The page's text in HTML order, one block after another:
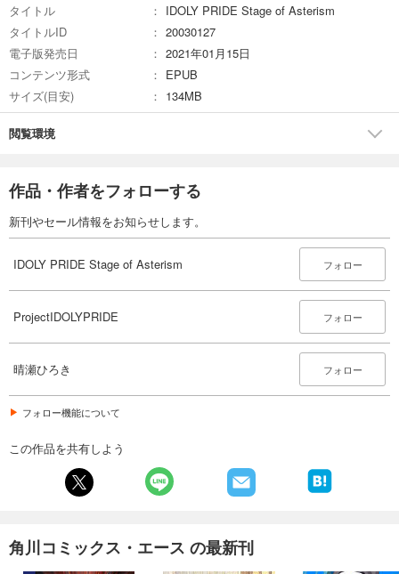
タイトル
IDOLY PRIDE Stage of Asterism
タイトルID
20030127
電子版発売日
2021年01月15日
コンテンツ形式
EPUB
サイズ(目安)
134MB
閲覧環境
作品・作者をフォローする
新刊やセール情報をお知らせします。
IDOLY PRIDE Stage of Asterism フォロー
ProjectIDOLYPRIDE フォロー
晴瀬ひろき フォロー
フォロー機能について
この作品を共有しよう
角川コミックス・エース の最新刊